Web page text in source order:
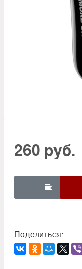
260 руб.

Поделиться: